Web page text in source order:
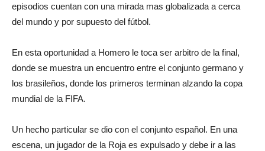
episodios cuentan con una mirada mas globalizada a cerca
del mundo y por supuesto del fútbol.
En esta oportunidad a Homero le toca ser arbitro de la final,
donde se muestra un encuentro entre el conjunto germano y
los brasileños, donde los primeros terminan alzando la copa
mundial de la FIFA.
Un hecho particular se dio con el conjunto español. En una
escena, un jugador de la Roja es expulsado y debe ir a las